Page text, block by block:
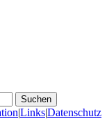
|Links|Datenschutz